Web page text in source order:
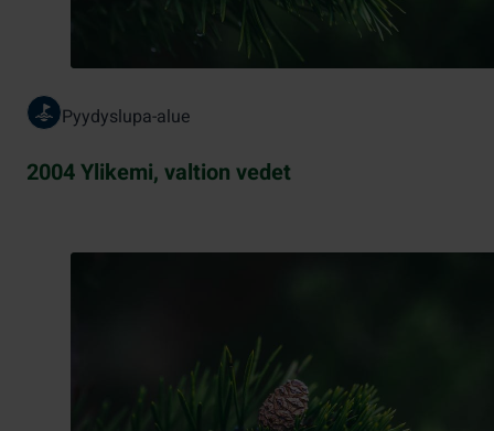
Pyydyslupa-alue
2004 Ylikemi, valtion vedet